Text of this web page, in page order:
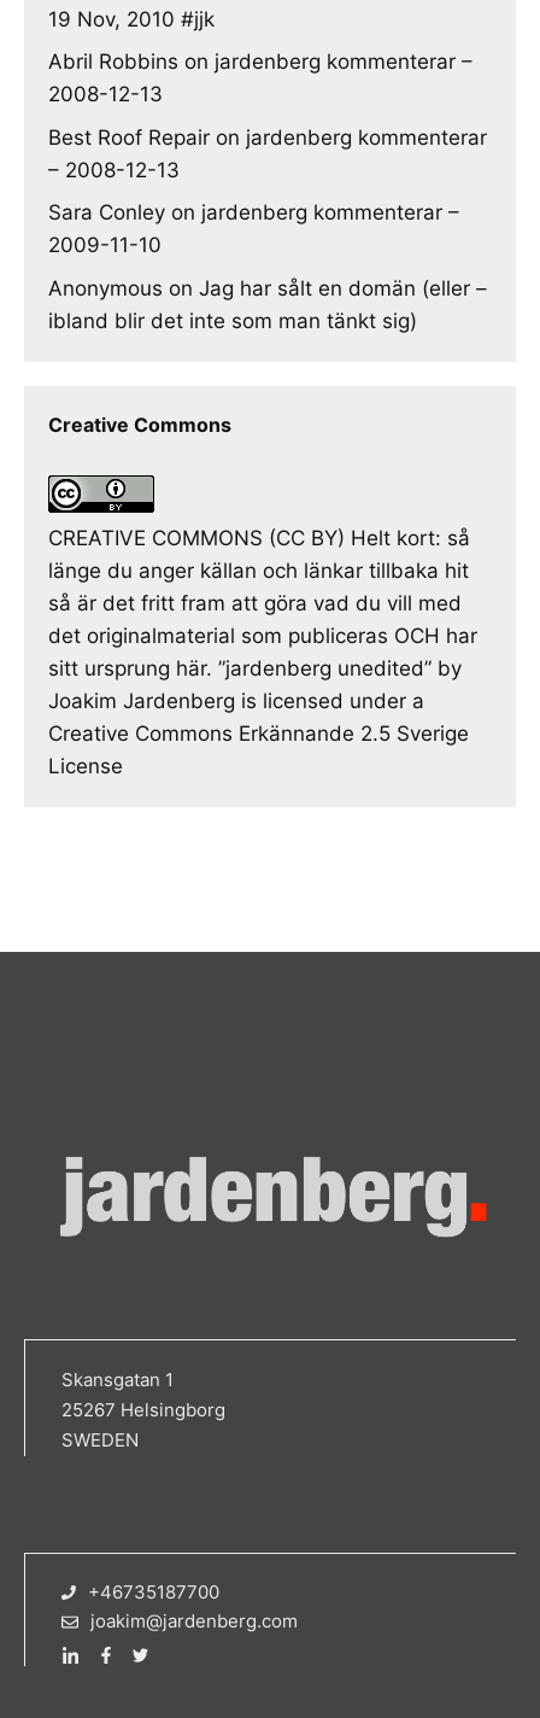
19 Nov, 2010 #jjk
Abril Robbins on jardenberg kommenterar –
2008-12-13
Best Roof Repair on jardenberg kommenterar
– 2008-12-13
Sara Conley on jardenberg kommenterar –
2009-11-10
Anonymous on Jag har sålt en domän (eller –
ibland blir det inte som man tänkt sig)
Creative Commons
CREATIVE COMMONS (CC BY) Helt kort: så
länge du anger källan och länkar tillbaka hit
så är det fritt fram att göra vad du vill med
det originalmaterial som publiceras OCH har
sitt ursprung här. ”jardenberg unedited” by
Joakim Jardenberg is licensed under a
Creative Commons Erkännande 2.5 Sverige
License
Skansgatan 1
25267 Helsingborg
SWEDEN
+46735187700
joakim@jardenberg.com